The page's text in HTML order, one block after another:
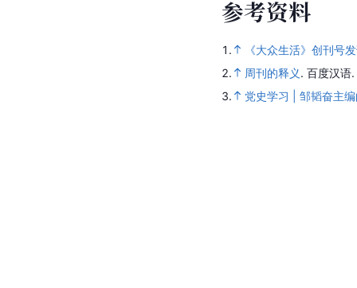
参考资料
1.
《大众生活》创刊号
2.
周刊的释义. 百度汉语.
3.
党史学习 | 邹韬奋主